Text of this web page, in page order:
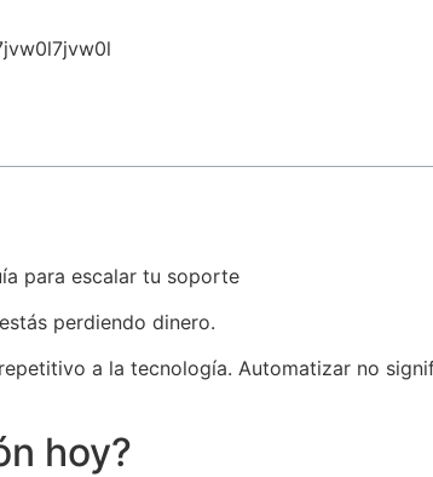
para escalar tu soporte
perdiendo dinero.
a la tecnología. Automatizar no
hoy?